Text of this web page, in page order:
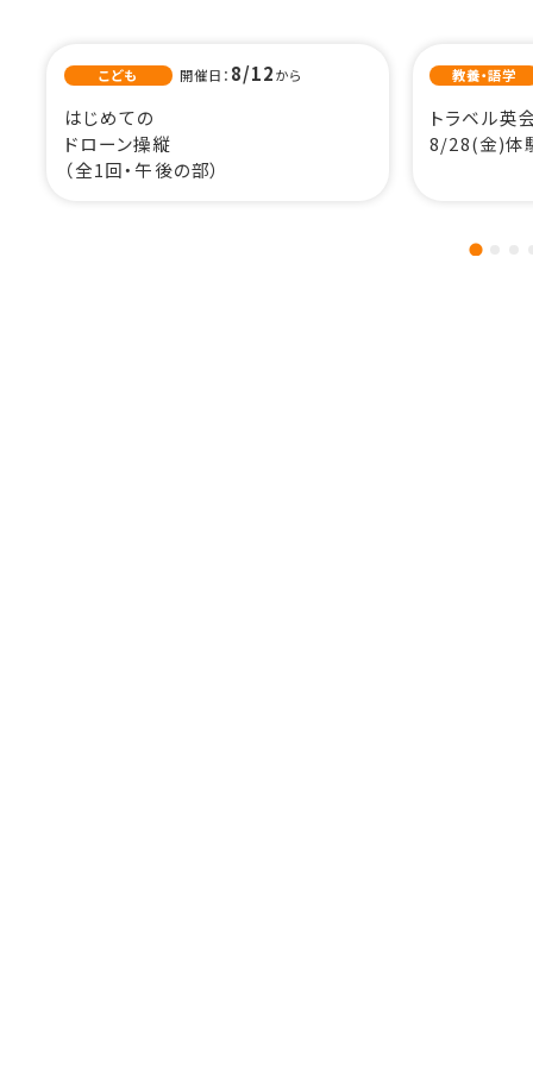
こども 開催日： 8/12から
はじめての
ドローン操縦
（全1回・午後の部）
教養・語学
トラベル英
8/28(金)体